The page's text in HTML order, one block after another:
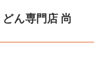
ん専門店 尚